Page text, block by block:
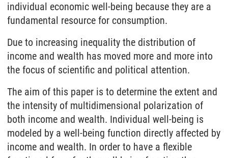
individual economic well-being because they are a
fundamental resource for consumption.
Due to increasing inequality the distribution of
income and wealth has moved more and more into
the focus of scientific and political attention.
The aim of this paper is to determine the extent and
the intensity of multidimensional polarization of
both income and wealth. Individual well-being is
modeled by a well-being function directly affected by
income and wealth. In order to have a flexible